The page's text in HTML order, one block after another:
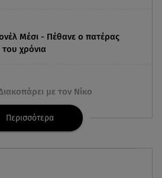
Μέσι - Πέθανε ο πατέρας
χρόνια
με τον Νίκο
αξία του μαύρου
Περισσότερα